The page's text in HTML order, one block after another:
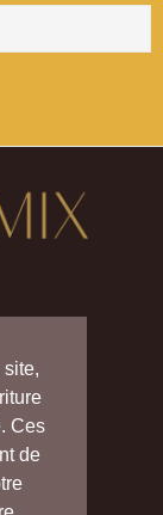
site,
Ces
de